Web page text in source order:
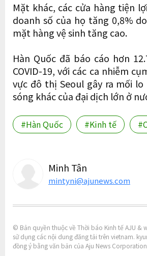
Mặt khác, các cửa hàng tiện
doanh số của họ tăng 0,8%
mặt hàng vệ sinh tăng cao.
Hàn Quốc đã báo cáo hơn
COVID-19, với các ca nhiễm
vực đô thị Seoul gây ra mối
sóng khác của đại dịch lớn ở
#Hàn Quốc #Kinh tế
Minh Tân
mintyni@ajunews.com
© Bản quyền thuộc về Thời báo Kinh tế AJU &
sử dụng các nội dung đăng tải trên vietnam.
đồng ý bằng văn bản của Aju News